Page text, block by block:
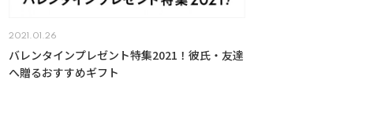
2021.01.26
バレンタインプレゼント特集2021！彼氏・友達
へ贈るおすすめギフト